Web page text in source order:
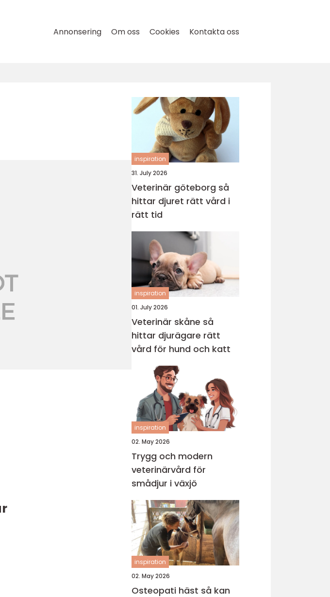
Annonsering Om oss Cookies Kontakta oss
inspiration
31. July 2026
Veterinär göteborg så
hittar djuret rätt vård i
rätt tid
inspiration
01. July 2026
Veterinär skåne så
hittar djurägare rätt
vård för hund och katt
inspiration
02. May 2026
Trygg och modern
veterinärvård för
smådjur i växjö
inspiration
02. May 2026
Osteopati häst så kan